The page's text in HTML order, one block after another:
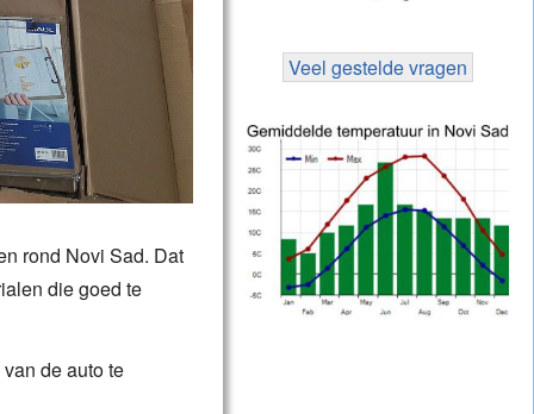
rond Novi Sad. Dat
die goed te
de auto te
Veel gestelde vragen